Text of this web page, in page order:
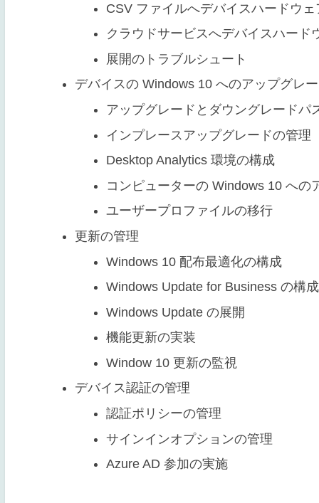
CSV ファイルへデバイスハードウェ
クラウドサービスへデバイスハード
展開のトラブルシュート
デバイスの Windows 10 へのアップグレ
アップグレードとダウングレードパ
インプレースアップグレードの管理
Desktop Analytics 環境の構成
コンピューターの Windows 10 への
ユーザープロファイルの移行
更新の管理
Windows 10 配布最適化の構成
Windows Update for Business の構成
Windows Update の展開
機能更新の実装
Window 10 更新の監視
デバイス認証の管理
認証ポリシーの管理
サインインオプションの管理
Azure AD 参加の実施